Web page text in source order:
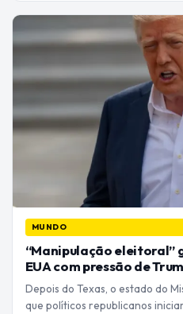
MUNDO
“Manipulação eleitoral”
EUA com pressão de
Depois do Texas, o estado do
que políticos republicanos